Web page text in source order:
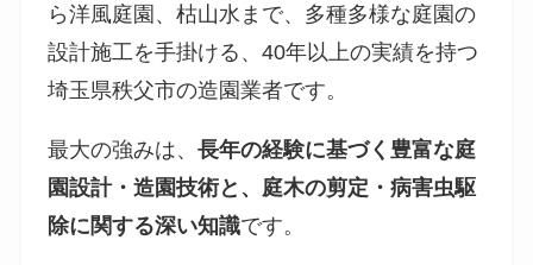
ら洋風庭園、枯山水まで、多種多様な庭園の
設計施工を手掛ける、40年以上の実績を持つ
埼玉県秩父市の造園業者です。
最大の強みは、長年の経験に基づく豊富な庭
園設計・造園技術と、庭木の剪定・病害虫駆
除に関する深い知識です。